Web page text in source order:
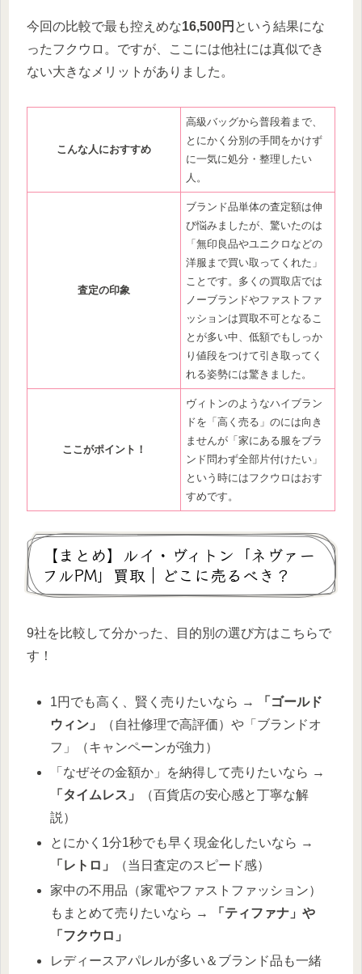
今回の比較で最も控えめな16,500円 という結果にな
ったフクウロ。ですが、ここには他社には真似でき
ない大きなメリットがありました。
こんな人におすすめ
高級バッグから普段着まで、
とにかく分別の手間をかけず
に一気に処分・整理したい
人。
査定の印象
ブランド品単体の査定額は伸
び悩みましたが、驚いたのは
「無印良品やユニクロなどの
洋服まで買い取ってくれた」
ことです。多くの買取店では
ノーブランドやファストファ
ッションは買取不可となるこ
とが多い中、低額でもしっか
り値段をつけて引き取ってく
れる姿勢には驚きました。
ここがポイント！
ヴィトンのようなハイブラン
ドを「高く売る」のには向き
ませんが「家にある服をブラ
ンド問わず全部片付けたい」
という時にはフクウロはおす
すめです。
【まとめ】ルイ・ヴィトン「ネヴァー
フルPM」買取｜どこに売るべき？
9社を比較して分かった、目的別の選び方はこちらで
す！
1円でも高く、賢く売りたいなら →
「ゴールド
ウィン」
（自社修理で高評価）や「ブランドオ
フ」（キャンペーンが強力）
「なぜその金額か」を納得して売りたいなら →
「タイムレス」
（百貨店の安心感と丁寧な解
説）
とにかく1分1秒でも早く現金化したいなら →
「レトロ」
（当日査定のスピード感）
家中の不用品（家電やファストファッション）
もまとめて売りたいなら →
「ティファナ」や
「フクウロ」
レディースアパレルが多い＆ブランド品も一緒